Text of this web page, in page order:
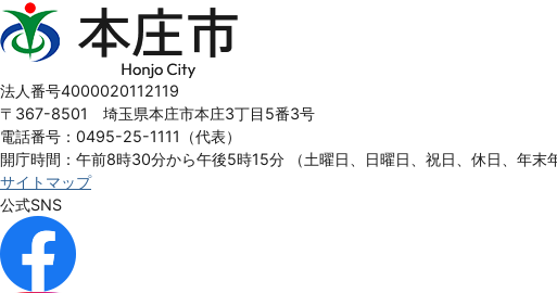
本
庄
Honjo
City
法人番号4000020112119
〒367-8501 埼玉県本庄市本庄3丁目5番3号
電話番号：0495-25-1111（代表）
開庁時間：午前8時30分から午後5時15分
（土曜日、日曜日、祝日、休日、年末
サイトマップ
公式SNS